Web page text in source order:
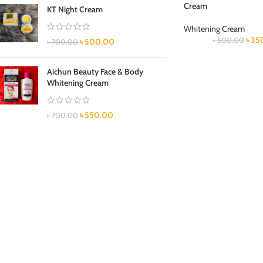
KT Night Cream
৳700.00 ৳500.00
Aichun Beauty Face & Body
Whitening Cream
৳700.00 ৳550.00
Cream
Whitening Cream
৳500.00 ৳